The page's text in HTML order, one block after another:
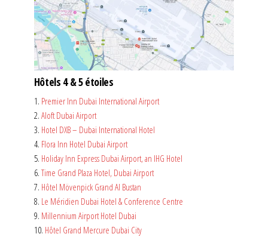
Hôtels 4 & 5 étoiles
1. Premier Inn Dubai International Airport
2. Aloft Dubai Airport
3. Hotel DXB – Dubai International Hotel
4. Flora Inn Hotel Dubai Airport
5. Holiday Inn Express Dubai Airport, an IHG Hotel
6. Time Grand Plaza Hotel, Dubai Airport
7. Hôtel Mövenpick Grand Al Bustan
8. Le Méridien Dubai Hotel & Conference Centre
9. Millennium Airport Hotel Dubai
10. Hôtel Grand Mercure Dubai City